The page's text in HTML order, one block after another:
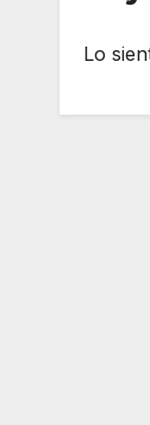
Lo